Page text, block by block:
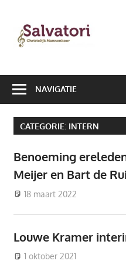
NAVIGATIE
CATEGORIE: INTERN
Benoeming
Meijer en Bart de
18 maart 2022
Louwe Kramer
1 oktober 2021